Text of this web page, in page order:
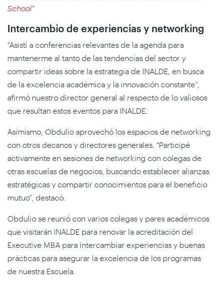
School"
Intercambio de experiencias y networking
"Asistí a conferencias relevantes de la agenda para
mantenerme al tanto de las tendencias del sector y
compartir ideas sobre la estrategia de INALDE, en busca
de la excelencia académica y la innovación constante”,
afirmó nuestro director general al respecto de lo valiosos
que resultan estos eventos para INALDE.
Asimismo, Obdulio aprovechó los espacios de networking
con otros decanos y directores generales. "Participé
activamente en sesiones de networking con colegas de
otras escuelas de negocios, buscando establecer alianzas
estratégicas y compartir conocimientos para el beneficio
mutuo”, destacó.
Obdulio se reunió con varios colegas y pares académicos
que visitarán INALDE para renovar la acreditación del
Executive MBA para intercambiar experiencias y buenas
prácticas para asegurar la excelencia de los programas
de nuestra Escuela.